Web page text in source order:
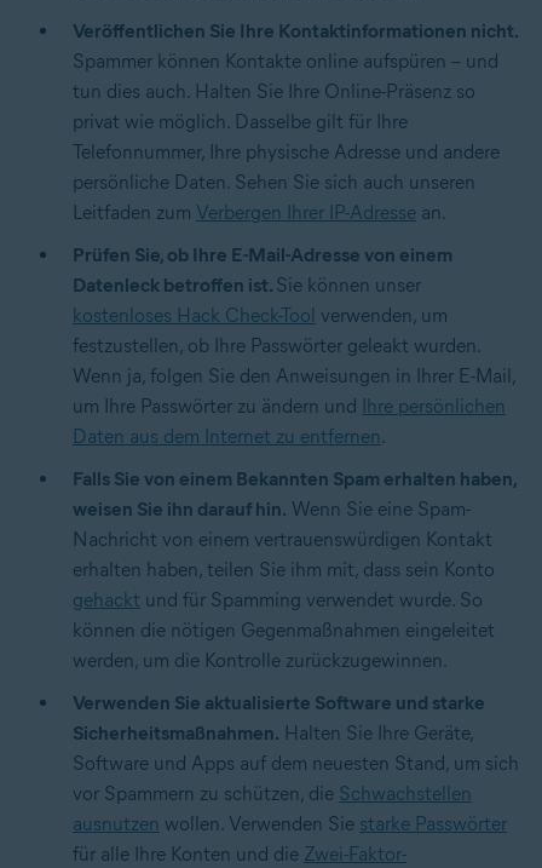
Veröffentlichen Sie Ihre Kontaktinformationen nicht.
Spammer können Kontakte online aufspüren – und
tun dies auch. Halten Sie Ihre Online-Präsenz so
privat wie möglich. Dasselbe gilt für Ihre
Telefonnummer, Ihre physische Adresse und andere
persönliche Daten. Sehen Sie sich auch unseren
Leitfaden zum Verbergen Ihrer IP-Adresse an.
Prüfen Sie, ob Ihre E-Mail-Adresse von einem
Datenleck betroffen ist. Sie können unser
kostenloses Hack Check-Tool verwenden, um
festzustellen, ob Ihre Passwörter geleakt wurden.
Wenn ja, folgen Sie den Anweisungen in Ihrer E-Mail,
um Ihre Passwörter zu ändern und
Ihre persönlichen
Daten aus dem Internet zu entfernen.
Falls Sie von einem Bekannten Spam erhalten haben,
weisen Sie ihn darauf hin. Wenn Sie eine Spam-
Nachricht von einem vertrauenswürdigen Kontakt
erhalten haben, teilen Sie ihm mit, dass sein Konto
gehackt und für Spamming verwendet wurde. So
können die nötigen Gegenmaßnahmen eingeleitet
werden, um die Kontrolle zurückzugewinnen.
Verwenden Sie aktualisierte Software und starke
Sicherheitsmaßnahmen. Halten Sie Ihre Geräte,
Software und Apps auf dem neuesten Stand, um sich
vor Spammern zu schützen, die Schwachstellen
ausnutzen wollen. Verwenden Sie starke Passwörter
für alle Ihre Konten und die Zwei-Faktor-